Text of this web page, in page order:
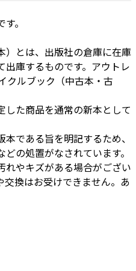
。
とは、出版社の倉庫に在庫
出庫するものです。アウトレ
クルブック（中古本・古
た商品を通常の新本として
である旨を明記するため、
の処置がなされています。
れやキズがある場合がござい
交換はお受けできません。あ